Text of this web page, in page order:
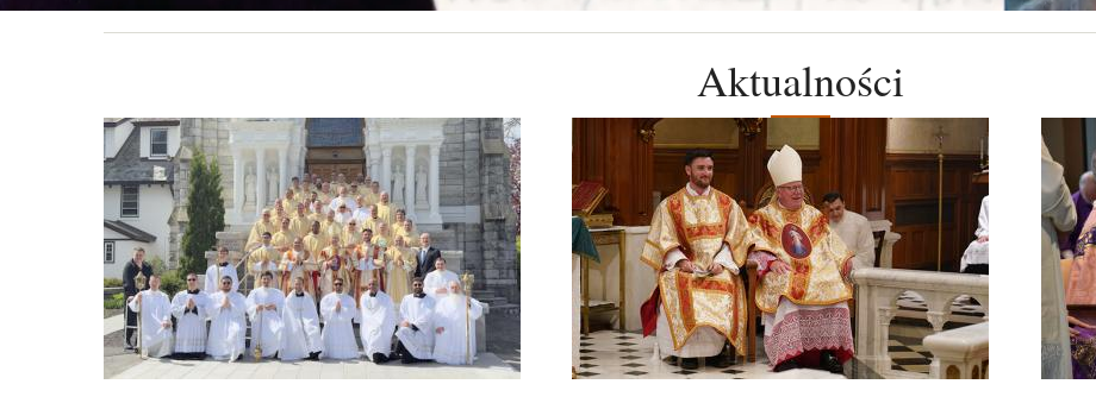
Aktualności